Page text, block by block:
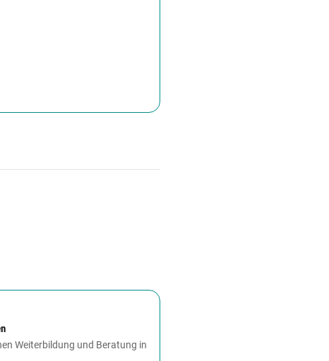
Weiterbildung und Beratung in